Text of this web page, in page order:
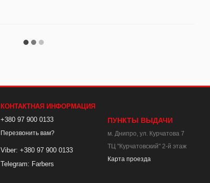
КОНТАКТНАЯ ИНФОРМАЦИЯ
+380 97 900 0133
Перезвонить вам?
Viber: +380 97 900 0133
Telegram: Farbers
ПУНКТЫ ВЫДАЧИ
м. Днипро, ул. Курчатова 7
ТЦ "Курчатовский" 2-й этаж
Карта проезда